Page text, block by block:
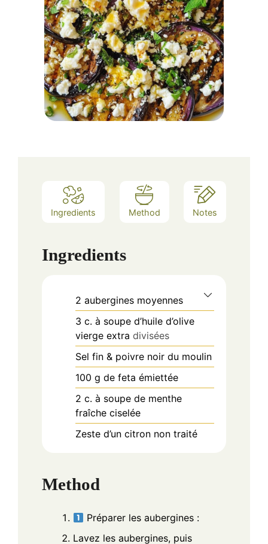
Ingredients Method Notes
Ingredients
2 aubergines moyennes
3 c. à soupe d’huile d’olive
vierge extra divisées
Sel fin & poivre noir du moulin
100 g de feta émiettée
2 c. à soupe de menthe
fraîche ciselée
Zeste d’un citron non traité
Method
Préparer les aubergines :
Lavez les aubergines, puis